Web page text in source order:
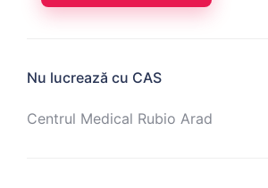
Nu lucrează cu CAS
Centrul Medical Rubio Arad